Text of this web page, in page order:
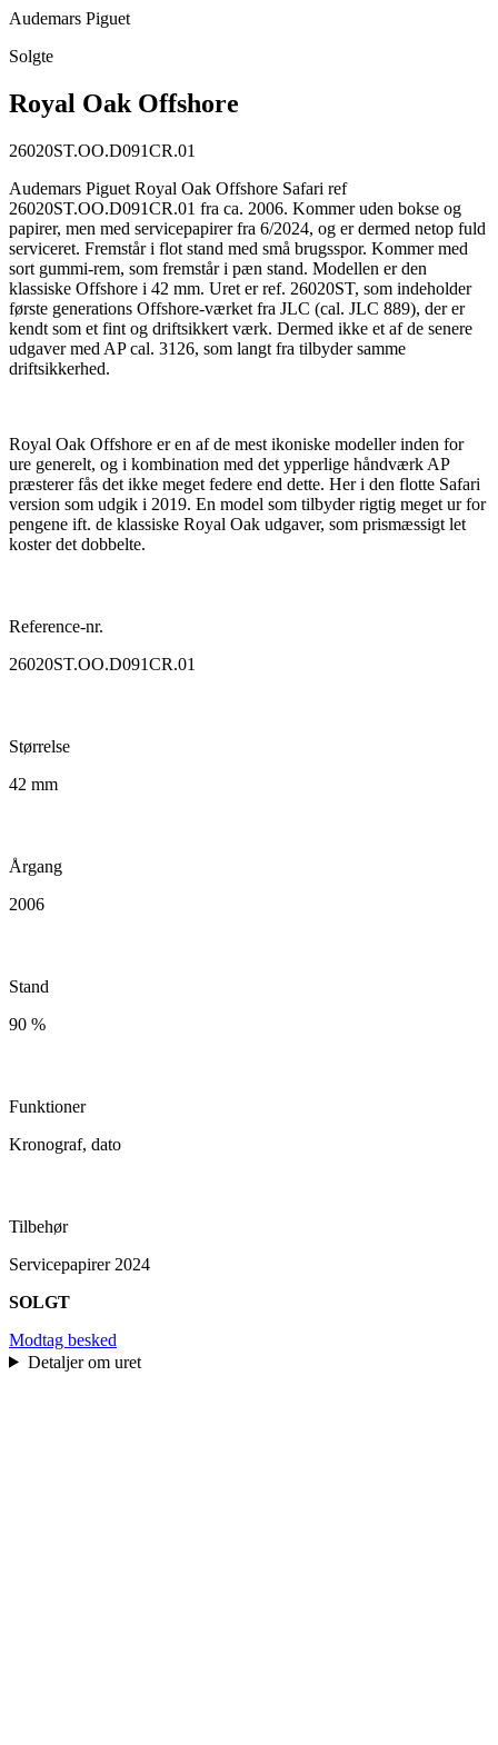
Audemars Piguet
Solgte
Royal Oak Offshore
26020ST.OO.D091CR.01
Audemars Piguet Royal Oak Offshore Safari ref
26020ST.OO.D091CR.01 fra ca. 2006. Kommer uden bokse og
papirer, men med servicepapirer fra 6/2024, og er dermed netop fuld
serviceret. Fremstår i flot stand med små brugsspor. Kommer med
sort gummi-rem, som fremstår i pæn stand. Modellen er den
klassiske Offshore i 42 mm. Uret er ref. 26020ST, som indeholder
første generations Offshore-værket fra JLC (cal. JLC 889), der er
kendt som et fint og driftsikkert værk. Dermed ikke et af de senere
udgaver med AP cal. 3126, som langt fra tilbyder samme
driftsikkerhed.
Royal Oak Offshore er en af de mest ikoniske modeller inden for
ure generelt, og i kombination med det ypperlige håndværk AP
præsterer fås det ikke meget federe end dette. Her i den flotte Safari
version som udgik i 2019. En model som tilbyder rigtig meget ur for
pengene ift. de klassiske Royal Oak udgaver, som prismæssigt let
koster det dobbelte.
Reference-nr.
26020ST.OO.D091CR.01
Størrelse
42 mm
Årgang
2006
Stand
90 %
Funktioner
Kronograf, dato
Tilbehør
Servicepapirer 2024
SOLGT
Modtag besked
Detaljer om uret